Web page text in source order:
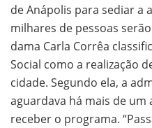
de Anápolis para sediar a
milhares de pessoas
dama Carla Corrêa
Social como a realização
cidade. Segundo ela, a
aguardava há mais de
receber o programa.